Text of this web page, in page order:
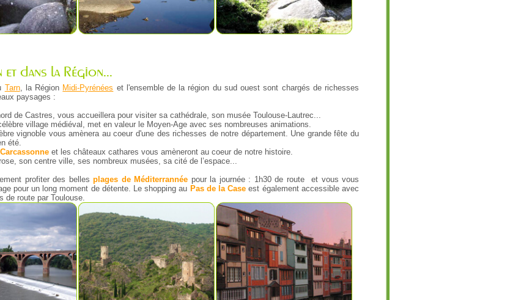
et dans la Région...
Tarn, la Région Midi-Pyrénées et l'ensemble de la région du sud ouest sont chargés de richesses
paysages :
de Castres, vous accueillera pour visiter sa cathédrale, son musée Toulouse-Lautrec...
célèbre village médiéval, met en valeur le Moyen-Age avec ses nombreuses animations.
vignoble vous amènera au coeur d'une des richesses de notre département. Une grande fête du
été.
Carcassonne et les châteaux cathares vous amèneront au coeur de notre histoire.
son centre ville, ses nombreux musées, sa cité de l’espace...
profiter des bellesplages de Méditerrannée pour la journée : 1h30 de route et vous vous
pour un long moment de détente. Le shopping au Pas de la Caseest également accessible avec
de route par Toulouse.